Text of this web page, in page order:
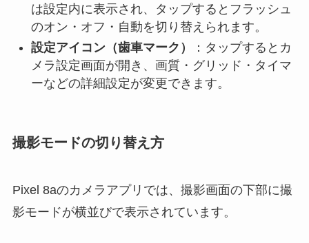
は設定内に表示され、タップするとフラッシュ
のオン・オフ・自動を切り替えられます。
設定アイコン（歯車マーク）
：タップするとカ
メラ設定画面が開き、画質・グリッド・タイマ
ーなどの詳細設定が変更できます。
撮影モードの切り替え方
Pixel 8aのカメラアプリでは、撮影画面の下部に撮
影モードが横並びで表示されています。